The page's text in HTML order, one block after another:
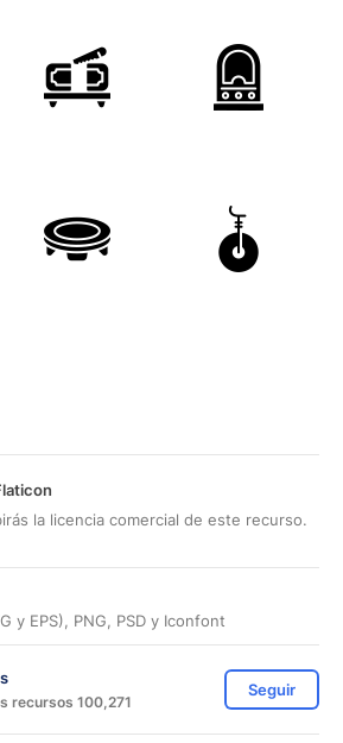
la licencia comercial de este recurso.
y EPS), PNG, PSD y Iconfont
recursos 100,271
Seguir